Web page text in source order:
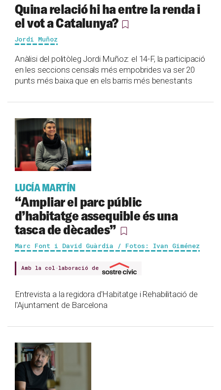
Quina relació hi ha entre la renda i
el vot a Catalunya?
Jordi Muñoz
Anàlisi del politòleg Jordi Muñoz: el 14-F, la participació
en les seccions censals més empobrides va ser 20
punts més baixa que en els barris més benestants
LUCÍA MARTÍN
“Ampliar el parc públic
d’habitatge assequible és una
tasca de dècades”
Marc Font i David Guàrdia / Fotos: Ivan Giménez
Amb la col·laboració de
Entrevista a la regidora d'Habitatge i Rehabilitació de
l'Ajuntament de Barcelona